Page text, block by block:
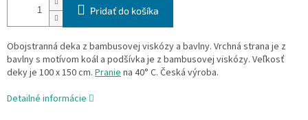
Pridať do košíka
Obojstranná deka z bambusovej viskózy a bavlny. Vrchná strana je z
bavlny s motívom koál a podšívka je z bambusovej viskózy. Veľkosť
deky je 100 x 150 cm. Praniena 40° C. Česká výroba.
Detailné informácie